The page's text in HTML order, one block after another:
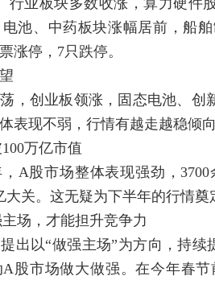
行业板块多数收涨，算力硬件
池、中药板块涨幅居前，船
涨停，7只跌停。
创业板领涨，固态电池、创
表现不弱，行情有越走越稳倾
万亿市值
股市场整体表现强劲，3700
大关。这无疑为下半年的行情奠
，才能担升竞争力
以“做强主场”为方向，持续
股市场做大做强。在今年春